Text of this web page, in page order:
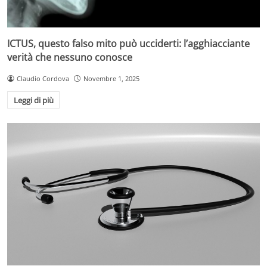
ICTUS, questo falso mito può ucciderti: l’agghiacciante
verità che nessuno conosce
Claudio Cordova Novembre 1, 2025
Leggi di più